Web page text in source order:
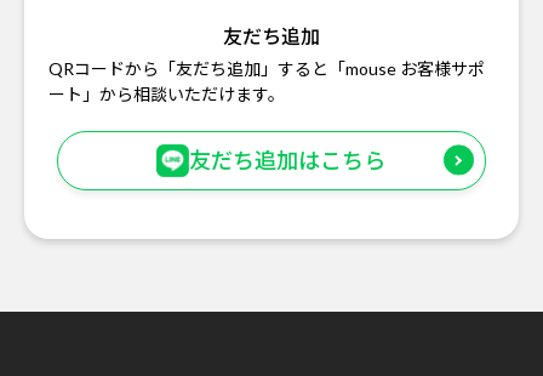
友だち追加
QRコードから「友だち追加」すると「mouse お客様サポ
ート」から相談いただけます。
友だち追加はこちら